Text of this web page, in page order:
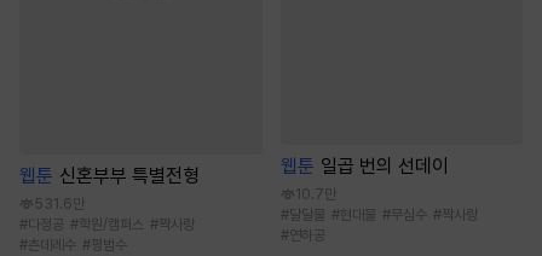
웹툰 신혼부부 특별전형
531.6만
#다정공 #학원/캠퍼스 #짝사랑
#츤데레수 #평범수
웹툰 일곱 번의 선데이
10.7만
#달달물 #현대물 #무심수 #짝사랑
#연하공